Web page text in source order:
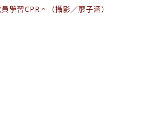
學習CPR。（攝影／廖子涵）